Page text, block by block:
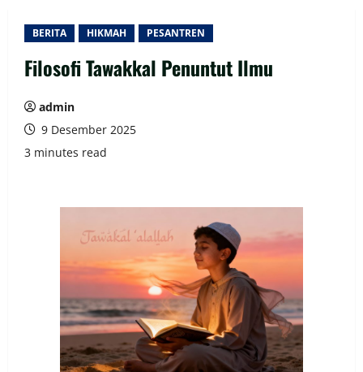
BERITA HIKMAH PESANTREN
Filosofi Tawakkal Penuntut Ilmu
admin
9 Desember 2025
3 minutes read